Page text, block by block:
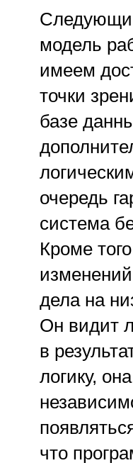
модель
имеем
точки
базе
очередь
система
Кроме
дела на
Он видит
в
логику,
что